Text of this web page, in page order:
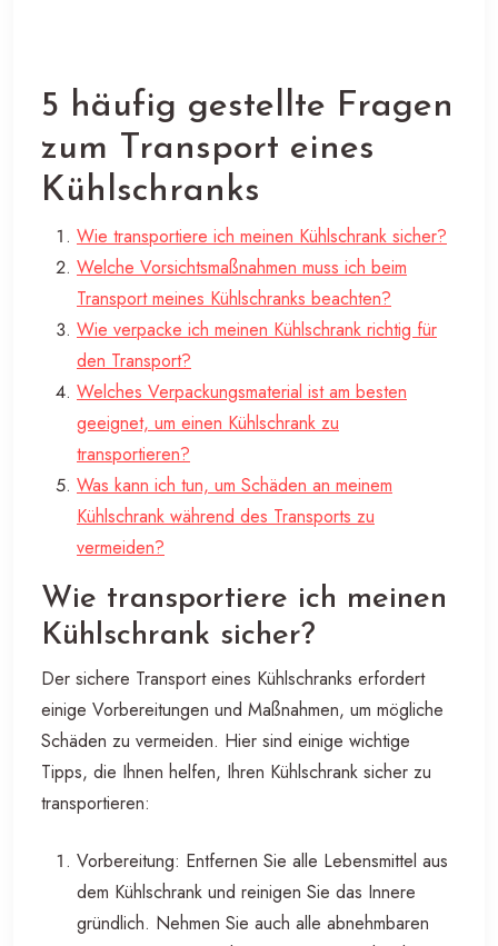
5 häufig gestellte Fragen
zum Transport eines
Kühlschranks
Wie transportiere ich meinen Kühlschrank sicher?
Welche Vorsichtsmaßnahmen muss ich beim
Transport meines Kühlschranks beachten?
Wie verpacke ich meinen Kühlschrank richtig für
den Transport?
Welches Verpackungsmaterial ist am besten
geeignet, um einen Kühlschrank zu
transportieren?
Was kann ich tun, um Schäden an meinem
Kühlschrank während des Transports zu
vermeiden?
Wie transportiere ich meinen
Kühlschrank sicher?
Der sichere Transport eines Kühlschranks erfordert
einige Vorbereitungen und Maßnahmen, um mögliche
Schäden zu vermeiden. Hier sind einige wichtige
Tipps, die Ihnen helfen, Ihren Kühlschrank sicher zu
transportieren:
Vorbereitung: Entfernen Sie alle Lebensmittel aus
dem Kühlschrank und reinigen Sie das Innere
gründlich. Nehmen Sie auch alle abnehmbaren